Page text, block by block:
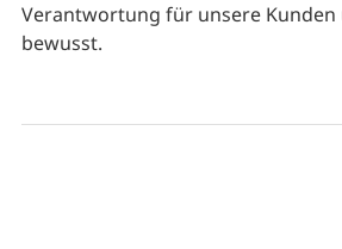
Verantwortung für unsere
bewusst.